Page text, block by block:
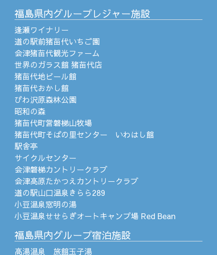
福島県内グループレジャー施設
逢瀬ワイナリー
道の駅前猪苗代いちご園
会津猪苗代観光ファーム
世界のガラス館 猪苗代店
猪苗代地ビール館
猪苗代おかし館
びわ沢原森林公園
昭和の森
猪苗代町営磐梯山牧場
猪苗代町そばの里センター いわはし館
駅舎亭
サイクルセンター
会津磐梯カントリークラブ
会津高原たかつえカントリークラブ
道の駅山口温泉きらら289
小豆温泉窓明の湯
小豆温泉せせらぎオートキャンプ場 Red Bean
福島県内グループ宿泊施設
高湯温泉 旅館玉子湯